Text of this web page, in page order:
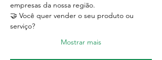
empresas da nossa região.
🤝 Você quer vender o seu produto ou
serviço?
Mostrar mais